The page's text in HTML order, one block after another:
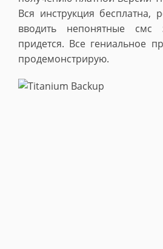
Вся инструкция бесплатна,
вводить непонятные
придется. Все гениальное
продемонстрирую.